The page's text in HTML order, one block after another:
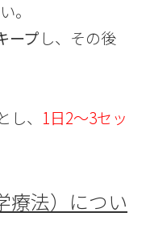
。
ープ し、その後
とし、 1日2〜3セッ
療法）につい